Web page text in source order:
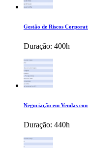
Gestão de Riscos
Duração: 400h
Negociação em Vendas
Duração: 440h